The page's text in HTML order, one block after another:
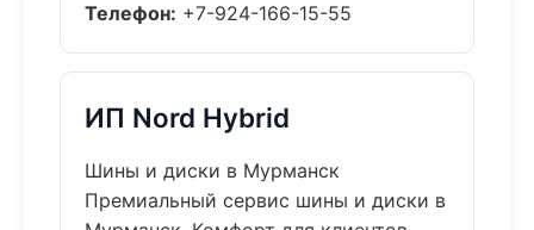
Телефон: +7-924-166-15-55
ИП Nord Hybrid
Шины и диски в Мурманск
Премиальный сервис шины и диски в